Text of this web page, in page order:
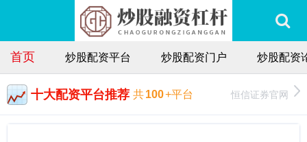
首页 炒股配资平台 炒股配资门户 炒股配资
十大配资平台推荐 共100+平台 恒信证券官网